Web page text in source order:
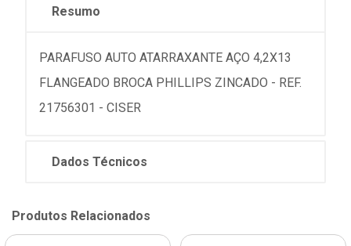
Resumo
PARAFUSO AUTO ATARRAXANTE AÇO 4,2X13
FLANGEADO BROCA PHILLIPS ZINCADO - REF.
21756301 - CISER
Dados Técnicos
Produtos Relacionados